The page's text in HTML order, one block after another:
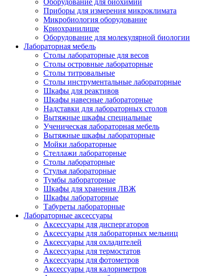
Оборудование для биохимии
Приборы для измерения микроклимата
Микробиология оборудование
Криохранилище
Оборудование для молекулярной биологии
Лабораторная мебель
Столы лабораторные для весов
Столы островные лабораторные
Столы титровальные
Столы инструментальные лабораторные
Шкафы для реактивов
Шкафы навесные лабораторные
Надставки для лабораторных столов
Вытяжные шкафы специальные
Ученическая лабораторная мебель
Вытяжные шкафы лабораторные
Мойки лабораторные
Стеллажи лабораторные
Столы лабораторные
Стулья лабораторные
Тумбы лабораторные
Шкафы для хранения ЛВЖ
Шкафы лабораторные
Табуреты лабораторные
Лабораторные аксессуары
Аксессуары для диспергаторов
Аксессуары для лабораторных мельниц
Аксессуары для охладителей
Аксессуары для термостатов
Аксессуары для фотометров
Аксессуары для калориметров